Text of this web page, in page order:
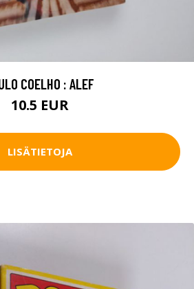
COELHO : ALEF
10.5 EUR
LISÄTIETOJA